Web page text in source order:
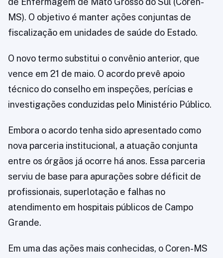
MS). O objetivo é manter ações conjuntas de
fiscalização em unidades de saúde do Estado.
O novo termo substitui o convênio anterior, que
vence em 21 de maio. O acordo prevê apoio
técnico do conselho em inspeções, perícias e
investigações conduzidas pelo Ministério Público.
Embora o acordo tenha sido apresentado como
nova parceria institucional, a atuação conjunta
entre os órgãos já ocorre há anos. Essa parceria
serviu de base para apurações sobre déficit de
profissionais, superlotação e falhas no
atendimento em hospitais públicos de Campo
Grande.
Em uma das ações mais conhecidas, o Coren-MS